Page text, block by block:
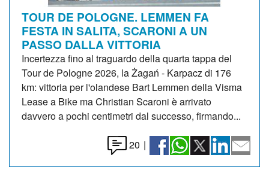
TOUR DE POLOGNE. LEMMEN FA
FESTA IN SALITA, SCARONI A UN
PASSO DALLA VITTORIA
Incertezza fino al traguardo della quarta tappa del
Tour de Pologne 2026, la Żagań - Karpacz di 176
km: vittoria per l'olandese Bart Lemmen della Visma
Lease a Bike ma Christian Scaroni è arrivato
davvero a pochi centimetri dal successo, firmando...
20 |